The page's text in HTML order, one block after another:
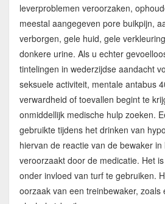
leverproblemen veroorzaken,
meestal aangegeven pore buikpijn,
verborgen, gele huid, gele
donkere urine. Als u echter
tintelingen in wederzijdse aandacht
seksuele activiteit, mentale antabus
verwardheid of toevallen begint te
onmiddellijk medische hulp zoeken.
gebruikte tijdens het drinken van
hiervan de reactie van de bewaker
veroorzaakt door de medicatie. Het
onder invloed van turf te gebruiken.
oorzaak van een treinbewaker, zoals